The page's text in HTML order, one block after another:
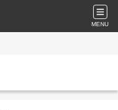
MENU